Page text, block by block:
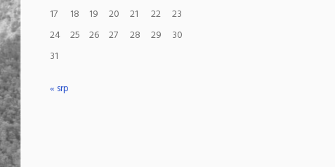
17
18 19 20 21 22
23
24
25 26 27 28 29
30
31
« srp